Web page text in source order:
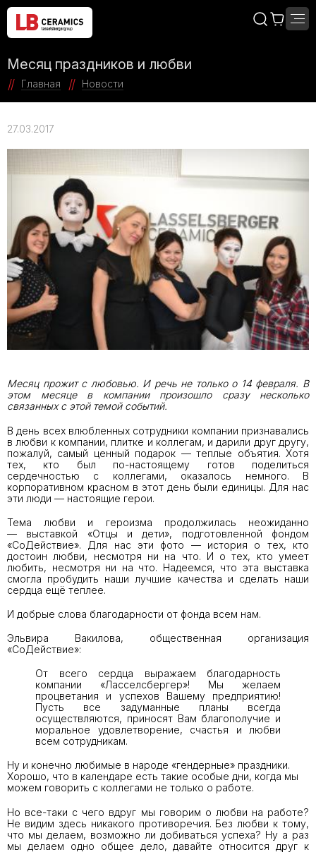
Месяц праздников и любви
Главная Новости
27.03.2017
Месяц прожит с любовью. И речь не только о 14 февраля. В
этом месяце в компании произошло сразу несколько
связанных с этой темой событий.
В день всех влюбленных сотрудники компании признавались
в любви к компании, плитке и коллегам, и дарили друг другу,
пожалуй, самый ценный подарок — теплые объятия. Хотя
тех, кто был по-настоящему готов поделиться
сердечностью с коллегами, оказалось немного. В
корпоративном красном в этот день были единицы. Для нас
эти люди — настоящие герои.
Тема любви и героизма продолжилась неожиданно
— выставкой «Отцы и дети», подготовленной фондом
«СоДействие». Для нас эти фото — история о тех, кто
достоин любви, несмотря ни на что. И о тех, кто умеет
любить, несмотря ни на что. Надеемся, что эта выставка
смогла пробудить наши лучшие качества и сделать наши
сердца ещё теплее.
И добрые слова благодарности от фонда всем нам.
Эльвира Вакилова, общественная организация
«СоДействие»:
От всего сердца выражаем благодарность
компании «Ласселсбергер»! Мы желаем
процветания и успехов Вашему предприятию!
Пусть все задуманные планы всегда
осуществляются, приносят Вам благополучие и
моральное удовлетворение, счастья и любви
всем сотрудникам.
Ну и конечно любимые в народе «гендерные» праздники.
Хорошо, что в календаре есть такие особые дни, когда мы
можем говорить с коллегами не только о работе.
Но все-таки с чего вдруг мы говорим о любви на работе?
Не видим здесь никакого противоречия. Без любви к тому,
что мы делаем, возможно ли добиваться успеха? Ну а раз
мы делаем одно общее дело, давайте относится друг к